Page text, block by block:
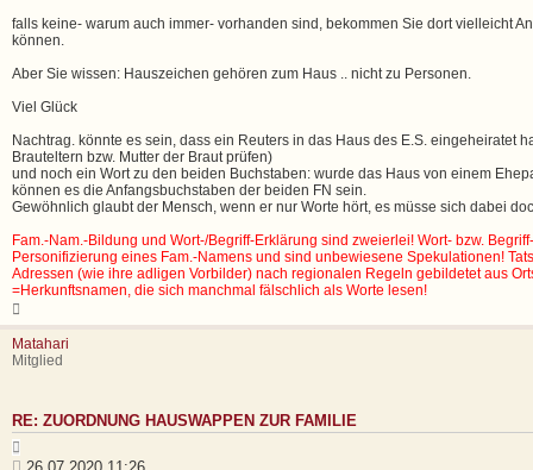
e
n
r
a
g
falls keine- warum auch immer- vorhanden sind, bekommen Sie dort vielleicht
können.
Aber Sie wissen: Hauszeichen gehören zum Haus .. nicht zu Personen.
Viel Glück
Nachtrag. könnte es sein, dass ein Reuters in das Haus des E.S. eingeheiratet
Brauteltern bzw. Mutter der Braut prüfen)
und noch ein Wort zu den beiden Buchstaben: wurde das Haus von einem
können es die Anfangsbuchstaben der beiden FN sein.
Gewöhnlich glaubt der Mensch, wenn er nur Worte hört, es müsse sich dabei
Fam.-Nam.-Bildung und Wort-/Begriff-Erklärung sind zweierlei! Wort- bzw.
Personifizierung eines Fam.-Namens und sind unbewiesene Spekulationen!
Adressen (wie ihre adligen Vorbilder) nach regionalen Regeln gebildetet aus
=Herkunftsnamen, die sich manchmal fälschlich als Worte lesen!
a
c
h
n
Matahari
Mitglied
RE: ZUORDNUNG HAUSWAPPEN ZUR FAMILIE
Z
i B